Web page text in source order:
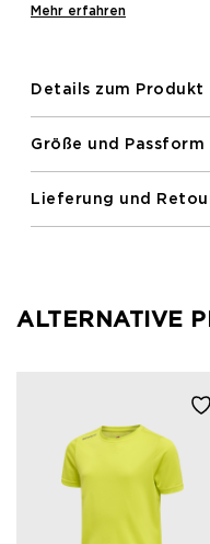
Reißverschluss mit
elastische Bündchen
bietet zudem eine
Mehr erfahren
Details zum Produkt
Größe und Passform
Lieferung und
ALTERNATIVE